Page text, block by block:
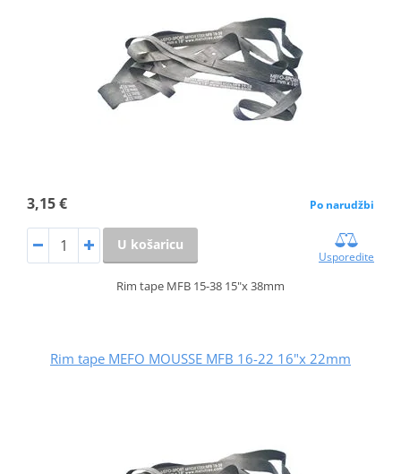
3,15 € Po narudžbi
U košaricu
Usporedite
Rim tape MFB 15-38 15"x 38mm
Rim tape MEFO MOUSSE MFB 16-22 16"x 22mm